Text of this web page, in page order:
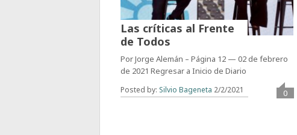
Las críticas al Frente
de Todos
Por Jorge Alemán – Página 12 — 02 de febrero
de 2021 Regresar a Inicio de Diario
Posted by: Silvio Bageneta 2/2/2021 0